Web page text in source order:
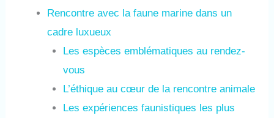
Rencontre avec la faune marine dans un
cadre luxueux
Les espèces emblématiques au rendez-
vous
L’éthique au cœur de la rencontre animale
Les expériences faunistiques les plus